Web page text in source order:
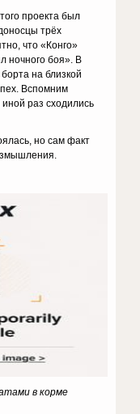
проекта был
трёх
что «Конго»
ночного боя». В
на близкой
Вспомним
раз сходились
но сам факт
в корме